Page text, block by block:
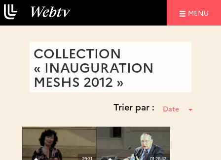
MENU
COLLECTION
« INAUGURATION
MESHS 2012 »
Trier par : Date
29:31 01:26:42